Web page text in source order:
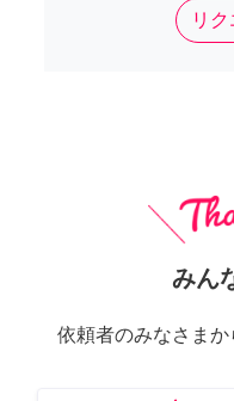
リ
みん
依頼者のみなさま